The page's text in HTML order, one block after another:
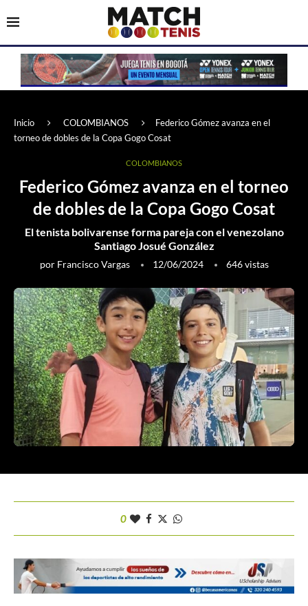
Inicio COLOMBIANOS
Federico Gómez avanza en el
torneo de dobles de la Copa Gogo Cosat
COLOMBIANOS
Federico Gómez avanza en el torneo
de dobles de la Copa Gogo Cosat
El tenista bolivarense forma pareja con el venezolano
Santiago Josué González
por Francisco Vargas 12/06/2024 646vistas
0